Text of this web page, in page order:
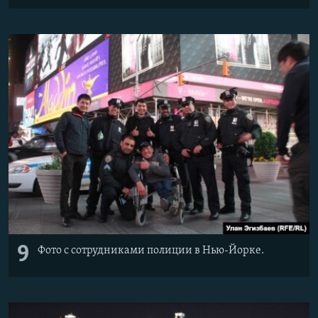
9 Фото с сотрудниками полиции в Нью-Йорке.